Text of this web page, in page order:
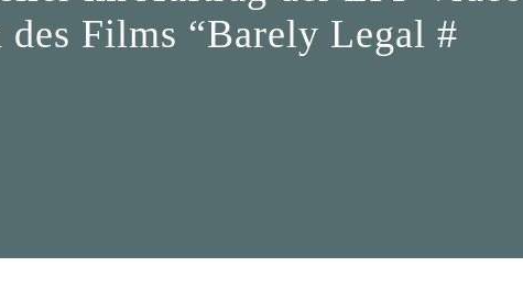
Films “Barely Legal #